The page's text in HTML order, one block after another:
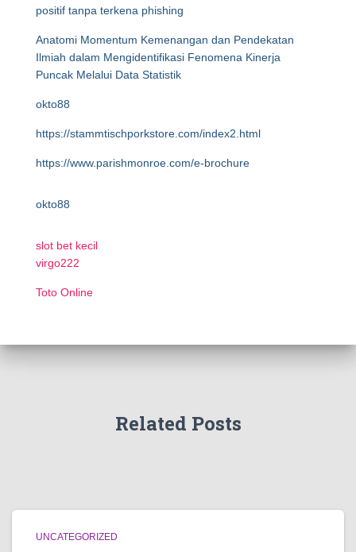
positif tanpa terkena phishing
Anatomi Momentum Kemenangan dan Pendekatan
Ilmiah dalam Mengidentifikasi Fenomena Kinerja
Puncak Melalui Data Statistik
okto88
https://stammtischporkstore.com/index2.html
https://www.parishmonroe.com/e-brochure
okto88
slot bet kecil
virgo222
Toto Online
Related Posts
UNCATEGORIZED